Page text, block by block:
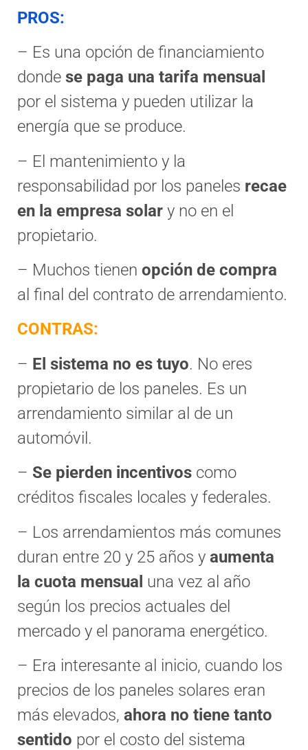
PROS:
– Es una opción de financiamiento
donde se paga una tarifa mensual
por el sistema y pueden utilizar la
energía que se produce.
– El mantenimiento y la
responsabilidad por los paneles recae
en la empresa solar y no en el
propietario.
– Muchos tienen opción de compra
al final del contrato de arrendamiento.
CONTRAS:
– El sistema no es tuyo. No eres
propietario de los paneles. Es un
arrendamiento similar al de un
automóvil.
– Se pierden incentivos como
créditos fiscales locales y federales.
– Los arrendamientos más comunes
duran entre 20 y 25 años y aumenta
la cuota mensual una vez al año
según los precios actuales del
mercado y el panorama energético.
– Era interesante al inicio, cuando los
precios de los paneles solares eran
más elevados, ahora no tiene tanto
sentido por el costo del sistema